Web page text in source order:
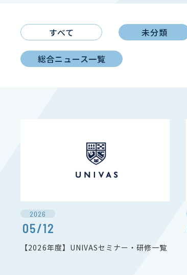
すべて 未分類
総合ニュース一覧
2026
05/12
【2026年度】UNIVASセミナー・研修一覧